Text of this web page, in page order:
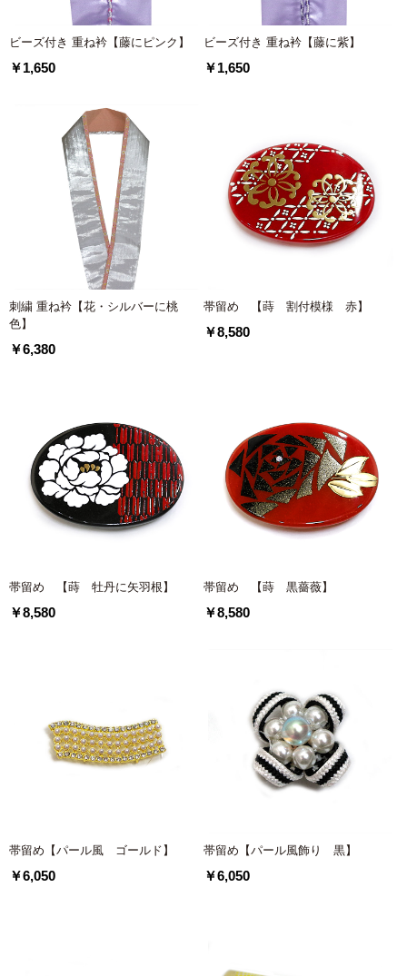
ビーズ付き 重ね衿【藤にピンク】
￥1,650
ビーズ付き 重ね衿【藤に紫】
￥1,650
刺繍 重ね衿【花・シルバーに桃
色】
￥6,380
帯留め 【蒔 割付模様 赤】
￥8,580
帯留め 【蒔 牡丹に矢羽根】
￥8,580
帯留め 【蒔 黒薔薇】
￥8,580
帯留め【パール風 ゴールド】
￥6,050
帯留め【パール風飾り 黒】
￥6,050